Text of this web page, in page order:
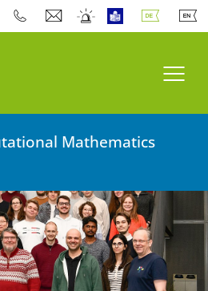
Mathematics
Wuppertal